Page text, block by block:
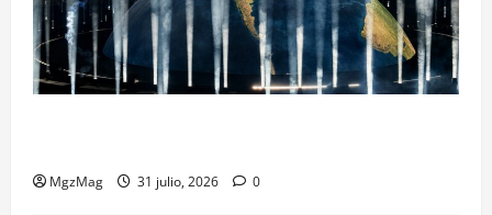
MgzMag 31 julio, 2026 0